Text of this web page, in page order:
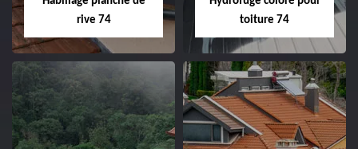
rive 74
toiture 74